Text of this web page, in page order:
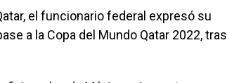
el funcionario federal expresó su
a la Copa del Mundo Qatar 2022, tras